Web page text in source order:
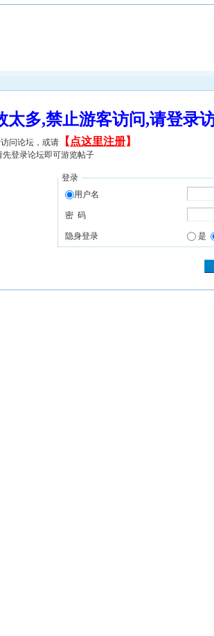
太多,禁止游客访问,请登
问论坛，或请 【 点这里注册】
先登录论坛即可游览帖子
登录
用户名
密 码
隐身登录 是